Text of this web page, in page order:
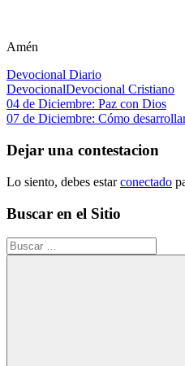
Amén
Devocional Diario
DevocionalDevocional Cristiano
Navegación
de
entradas
Entrada
anterior:
04 de Diciembre: Paz con Dios
Siguiente
07 de Diciembre: Cómo
Dejar una contestacion
Lo siento, debes estarconectado
Buscar en el Sitio
Buscar: